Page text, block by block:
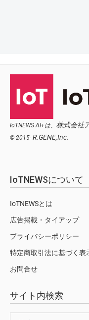
IoTNEWS AI+は、 株式会社
© 2015- R.GENE,Inc.
IoTNEWSについて
IoTNEWSとは
広告掲載・タイアップ
プライバシーポリシー
特定商取引法に基づく表
お問合せ
サイト内検索